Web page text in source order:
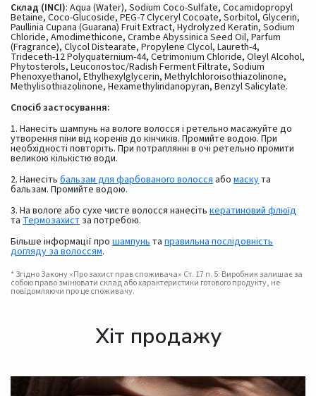
Склад (INCI): Aqua (Water), Sodium Coco-Sulfate, Cocamidopropyl
Betaine, Coco-Glucoside, PEG-7 Clyceryl Cocoate, Sorbitol, Glycerin,
Paullinia Cupana (Guarana) Fruit Extract, Hydrolyzed Keratin, Sodium
Chloride, Amodimethicone, Crambe Abyssinica Seed Oil, Parfum
(Fragrance), Clycol Distearate, Propylene Clycol, Laureth-4,
Trideceth-12 Polyquaternium-44, Cetrimonium Chloride, Oleyl Alcohol,
Phytosterols, Leuconostoc/Radish Ferment Filtrate, Sodium
Phenoxyethanol, Ethylhexylglycerin, Methylchloroisothiazolinone,
Methylisothiazolinone, Hexamethylindanopyran, Benzyl Salicylate.
Спосіб застосування:
1. Нанесіть шампунь на вологе волосся і ретельно масажуйте до
утворення піни від коренів до кінчиків. Промийте водою. При
необхідності повторіть. При потраплянні в очі ретельно промити
великою кількістю води.
2. Нанесіть бальзам для фарбованого волосся або маскута
бальзам. Промийте водою.
3. На вологе або сухе чисте волосся нанесіть кератиновий флюїд
та Термозахист за потребою.
Більше інформації про шампуньта правильна послідовність
догляду за волоссям.
* Згідно Закону «Про захист прав споживача» Ст. 17 п. 5: Виробник залишає за
собою право змінювати склад або характеристики готового продукту, не
повідомляючи про це споживачу.
Хіт продажу